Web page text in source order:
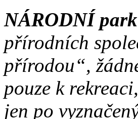
NÁRODNÍ park
přírodních
přírodou“,
pouze k
jen po